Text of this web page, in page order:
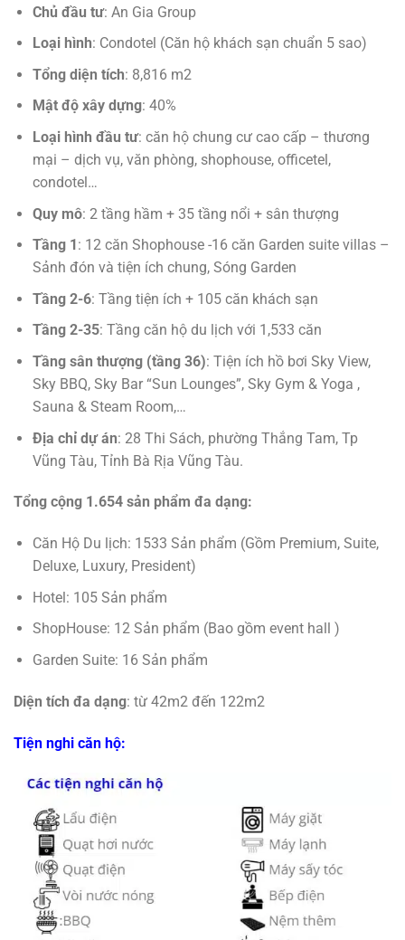
Chủ đầu tư: An Gia Group
Loại hình: Condotel (Căn hộ khách sạn chuẩn 5 sao)
Tổng diện tích: 8,816 m2
Mật độ xây dựng: 40%
Loại hình đầu tư: căn hộ chung cư cao cấp – thương
mại – dịch vụ, văn phòng, shophouse, officetel,
condotel…
Quy mô: 2 tầng hầm + 35 tầng nổi + sân thượng
Tầng 1 : 12 căn Shophouse -16 căn Garden suite villas –
Sảnh đón và tiện ích chung, Sóng Garden
Tầng 2-6: Tầng tiện ích + 105 căn khách sạn
Tầng 2-35: Tầng căn hộ du lịch với 1,533 căn
Tầng sân thượng (tầng 36): Tiện ích hồ bơi Sky View,
Sky BBQ, Sky Bar “Sun Lounges”, Sky Gym & Yoga ,
Sauna & Steam Room,…
Địa chỉ dự án: 28 Thi Sách, phường Thắng Tam, Tp
Vũng Tàu, Tỉnh Bà Rịa Vũng Tàu.
Tổng cộng 1.654 sản phẩm đa dạng:
Căn Hộ Du lịch: 1533 Sản phẩm (Gồm Premium, Suite,
Deluxe, Luxury, President)
Hotel: 105 Sản phẩm
ShopHouse: 12 Sản phẩm (Bao gồm event hall )
Garden Suite: 16 Sản phẩm
Diện tích đa dạng: từ 42m2 đến 122m2
Tiện nghi căn hộ: